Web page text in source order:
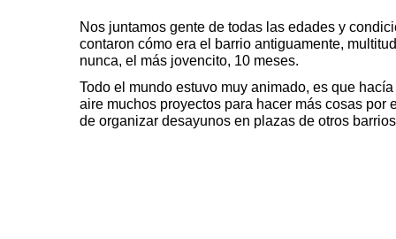
Nos juntamos gente de todas las edades y
contaron cómo era el barrio antiguamente,
nunca, el más jovencito, 10 meses.
Todo el mundo estuvo muy animado, es que
aire muchos proyectos para hacer más cosas
de organizar desayunos en plazas de otros